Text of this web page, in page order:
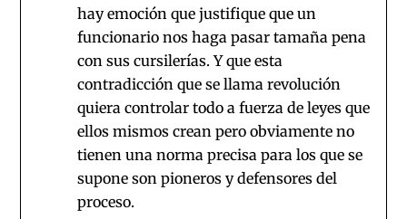
hay emoción que justifique que un
funcionario nos haga pasar tamaña pena
con sus cursilerías. Y que esta
contradicción que se llama revolución
quiera controlar todo a fuerza de leyes que
ellos mismos crean pero obviamente no
tienen una norma precisa para los que se
supone son pioneros y defensores del
proceso.